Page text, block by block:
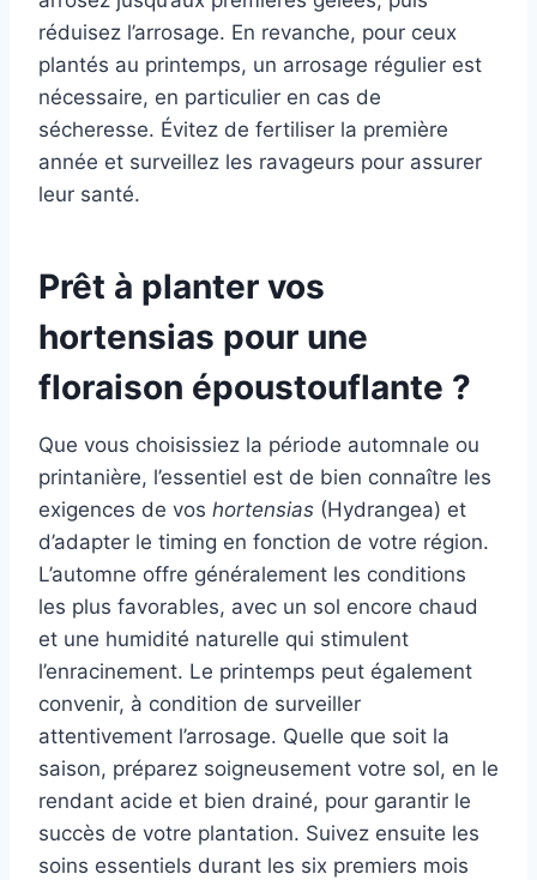
réduisez l’arrosage. En revanche, pour ceux
plantés au printemps, un arrosage régulier est
nécessaire, en particulier en cas de
sécheresse. Évitez de fertiliser la première
année et surveillez les ravageurs pour assurer
leur santé.
Prêt à planter vos
hortensias pour une
floraison époustouflante ?
Que vous choisissiez la période automnale ou
printanière, l’essentiel est de bien connaître les
exigences de vos hortensias (Hydrangea) et
d’adapter le timing en fonction de votre région.
L’automne offre généralement les conditions
les plus favorables, avec un sol encore chaud
et une humidité naturelle qui stimulent
l’enracinement. Le printemps peut également
convenir, à condition de surveiller
attentivement l’arrosage. Quelle que soit la
saison, préparez soigneusement votre sol, en le
rendant acide et bien drainé, pour garantir le
succès de votre plantation. Suivez ensuite les
soins essentiels durant les six premiers mois